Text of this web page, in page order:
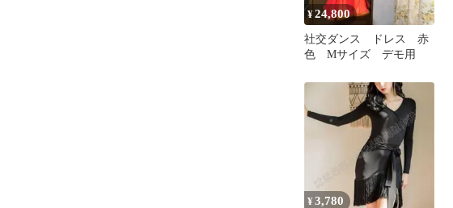
¥24,800
社交ダンス ドレス 赤
色 Mサイズ デモ用
¥3,780